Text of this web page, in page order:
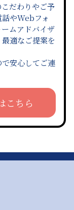
だわりやご予
やWebフォ
ムアドバイザ
適なご提案を
安心してご連
こちら